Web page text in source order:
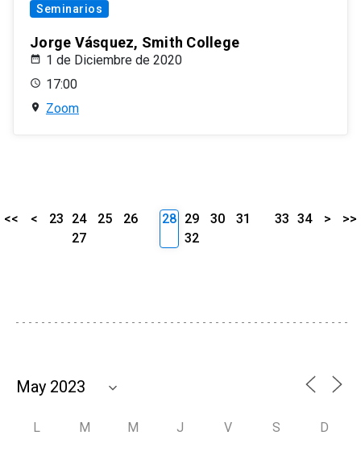
Seminarios
Jorge Vásquez, Smith College
1 de Diciembre de 2020
17:00
Zoom
<< < 23 24 25
26
27
28 29 30
31
32
33 34 > >>
L M M J V S D